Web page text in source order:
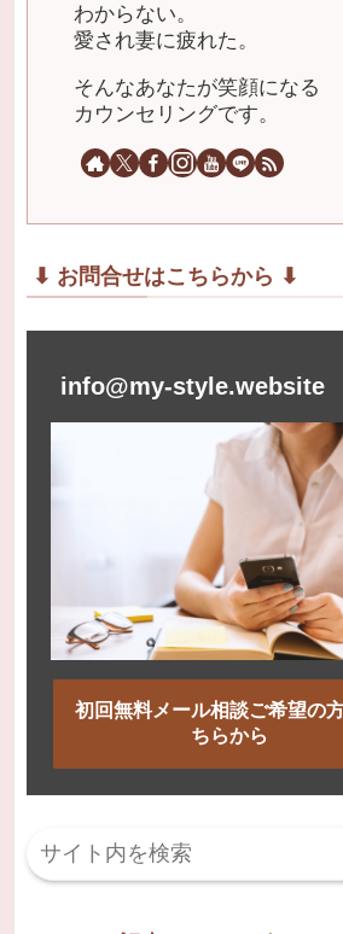
わからない。
愛され妻に疲れた。
そんなあなたが笑顔になる
カウンセリングです。
⬇︎ お問合せはこちらから ⬇︎
info@my-style.website
初回無料メール相談ご希望の
ちらから